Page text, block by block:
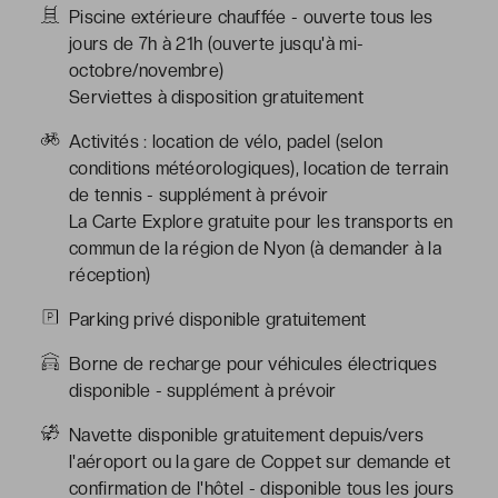
Piscine extérieure chauffée - ouverte tous les
jours de 7h à 21h (ouverte jusqu'à mi-
octobre/novembre)
Serviettes à disposition gratuitement
Activités : location de vélo, padel (selon
conditions météorologiques), location de terrain
de tennis - supplément à prévoir
La Carte Explore gratuite pour les transports en
commun de la région de Nyon (à demander à la
réception)
Parking privé disponible gratuitement
Borne de recharge pour véhicules électriques
disponible - supplément à prévoir
Navette disponible gratuitement depuis/vers
l'aéroport ou la gare de Coppet sur demande et
confirmation de l'hôtel - disponible tous les jours